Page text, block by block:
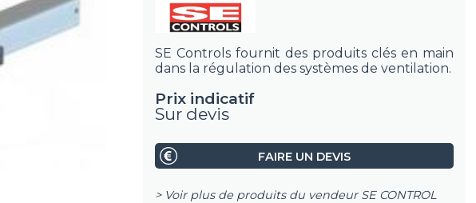
SE Controls fournit des produits clés en main
dans la régulation des systèmes de ventilation.
Prix indicatif
Sur devis
FAIRE UN DEVIS
> Voir plus de produits du vendeur SE CONTROL